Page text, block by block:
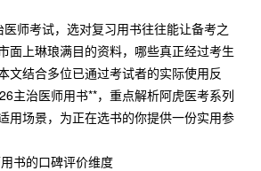
师考试，选对复习用书往往能让备考之
面上琳琅满目的资料，哪些真正经过考生
文结合多位已通过考试者的实际使用反
主治医师用书**，重点解析阿虎医考系列
用场景，为正在选书的你提供一份实用参
书的口碑评价维度